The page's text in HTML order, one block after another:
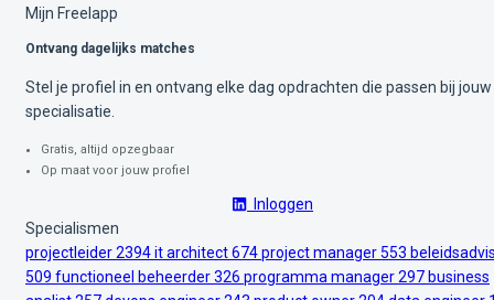
Mijn Freelapp
Ontvang dagelijks matches
Stel je profiel in en ontvang elke dag opdrachten die passen bij jouw
specialisatie.
Gratis, altijd opzegbaar
Op maat voor jouw profiel
Inloggen
Specialismen
projectleider2394it architect674project manager553
509 functioneel beheerder326 programma manager297 business